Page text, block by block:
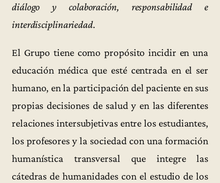
diálogo y colaboración, responsabilidad e
interdisciplinariedad.
El Grupo tiene como propósito incidir en una
educación médica que esté centrada en el ser
humano, en la participación del paciente en sus
propias decisiones de salud y en las diferentes
relaciones intersubjetivas entre los estudiantes,
los profesores y la sociedad con una formación
humanística transversal que integre las
cátedras de humanidades con el estudio de los